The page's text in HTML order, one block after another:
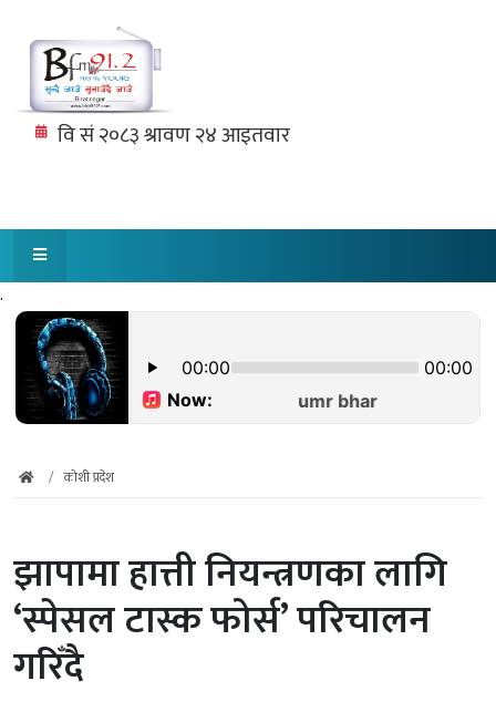
.
कोशी प्रदेश
झापामा हात्ती नियन्त्रणका लागि
‘स्पेसल टास्क फोर्स’ परिचालन
गरिँदै